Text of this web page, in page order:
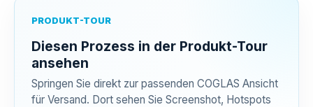
PRODUKT-TOUR
Diesen Prozess in der Produkt-Tour
ansehen
Springen Sie direkt zur passenden COGLAS Ansicht
für Versand. Dort sehen Sie Screenshot, Hotspots